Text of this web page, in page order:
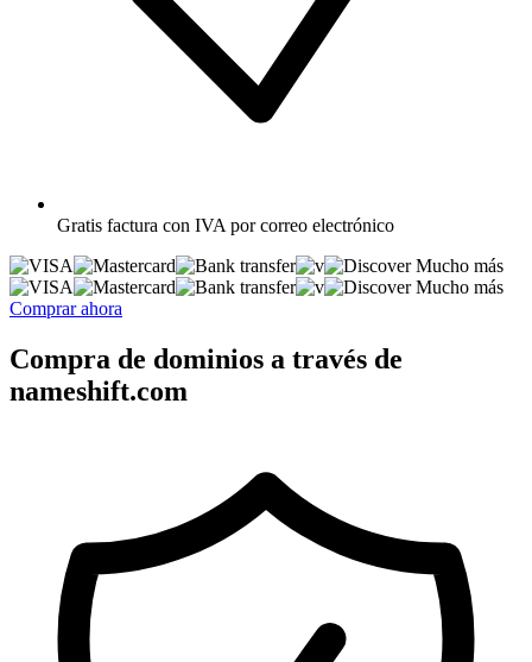
Gratis factura con IVA por correo electrónico
Mucho más
Mucho más
Comprar ahora
Compra de dominios a través de
nameshift.com